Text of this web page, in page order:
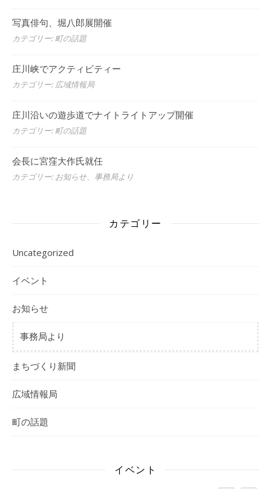
写真俳句、堀八郎展開催
カテゴリー: 町の話題
庄川峡でアクティビティー
カテゴリー: 広域情報局
庄川沿いの遊歩道でナイトライトアップ開催
カテゴリー: 町の話題
会長に宮窪大作氏就任
カテゴリー: お知らせ、事務局より
カテゴリー
Uncategorized
イベント
お知らせ
事務局より
まちづくり新聞
広域情報局
町の話題
イベント